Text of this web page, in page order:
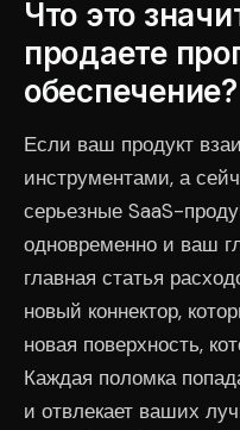
Что это
продаете
обеспечение?
Если ваш продукт
инструментами, а
серьезные SaaS-
одновременно и ваш
главная статья
новый коннектор,
новая поверхность,
Каждая поломка
и отвлекает ваших